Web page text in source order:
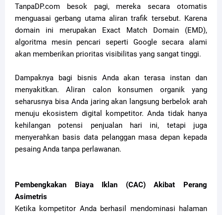
TanpaDP.com besok pagi, mereka secara otomatis
menguasai gerbang utama aliran trafik tersebut. Karena
domain ini merupakan Exact Match Domain (EMD),
algoritma mesin pencari seperti Google secara alami
akan memberikan prioritas visibilitas yang sangat tinggi.
Dampaknya bagi bisnis Anda akan terasa instan dan
menyakitkan. Aliran calon konsumen organik yang
seharusnya bisa Anda jaring akan langsung berbelok arah
menuju ekosistem digital kompetitor. Anda tidak hanya
kehilangan potensi penjualan hari ini, tetapi juga
menyerahkan basis data pelanggan masa depan kepada
pesaing Anda tanpa perlawanan.
Pembengkakan Biaya Iklan (CAC) Akibat Perang
Asimetris
Ketika kompetitor Anda berhasil mendominasi halaman